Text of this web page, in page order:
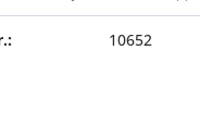
10652